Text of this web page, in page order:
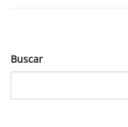
Buscar